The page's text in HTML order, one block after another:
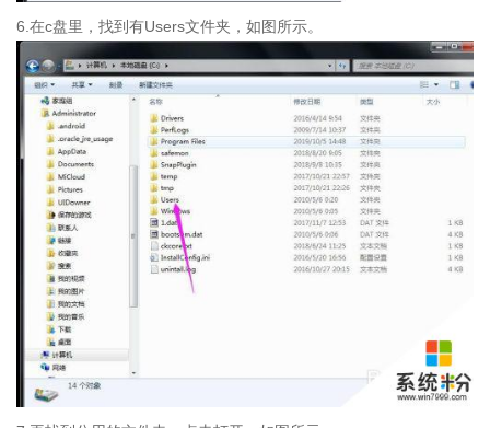
6.在c盘里，找到有Users文件夹，如图所示。